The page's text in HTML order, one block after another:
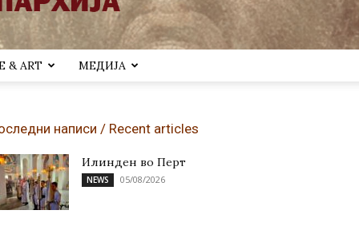
& ART МЕДИЈА
написи / Recent articles
Илинден во Перт
NEWS 05/08/2026